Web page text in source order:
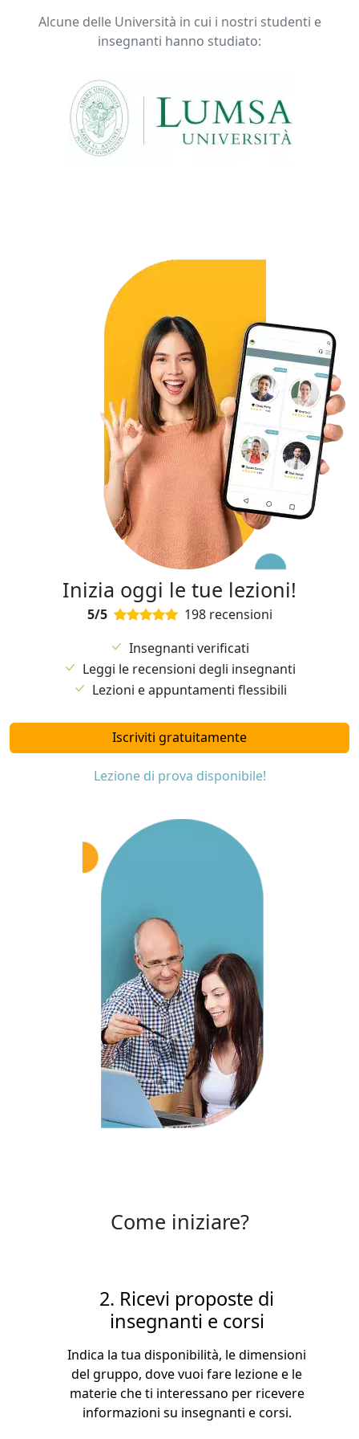
Alcune delle Università in cui i nostri studenti e
insegnanti hanno studiato:
Inizia oggi le tue lezioni!
5/5
198 recensioni
Insegnanti verificati
Leggi le recensioni degli insegnanti
Lezioni e appuntamenti flessibili
Iscriviti gratuitamente
Lezione di prova disponibile!
Come iniziare?
3. Scegli un insegnante o un
gruppo